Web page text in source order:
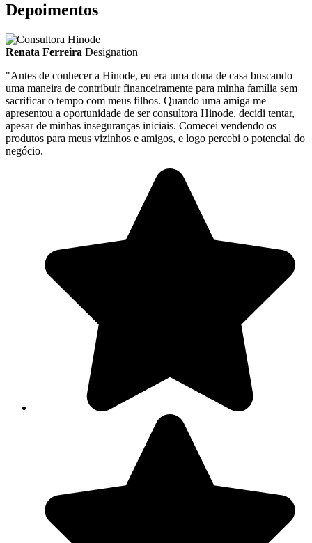
Depoimentos
Renata Ferreira Designation
"Antes de conhecer a Hinode, eu era uma dona de casa buscando
uma maneira de contribuir financeiramente para minha família sem
sacrificar o tempo com meus filhos. Quando uma amiga me
apresentou a oportunidade de ser consultora Hinode, decidi tentar,
apesar de minhas inseguranças iniciais. Comecei vendendo os
produtos para meus vizinhos e amigos, e logo percebi o potencial do
negócio.